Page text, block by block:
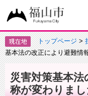
トップページ>
基本法の改正により避難情
災害対策基本
称が変わりまし